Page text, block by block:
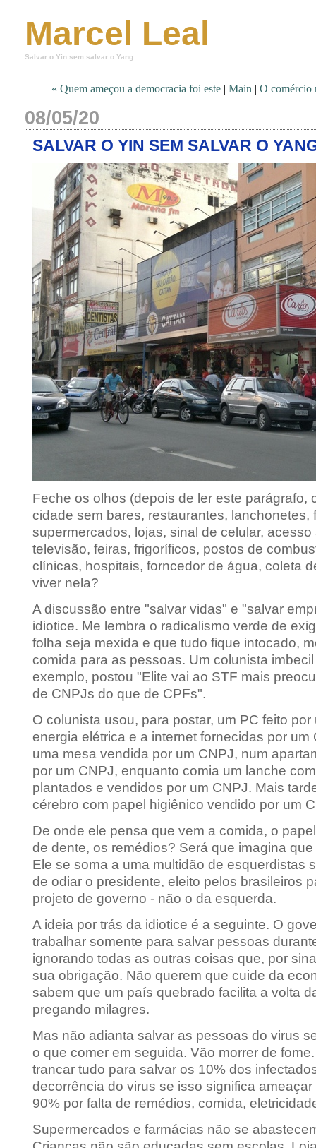
Marcel Leal
Salvar o Yin sem salvar o Yang
« Quem ameçou a democracia foi este| Main | O comércio
08/05/20
SALVAR O YIN SEM SALVAR O
Feche os olhos (depois de ler este parágrafo,
cidade sem bares, restaurantes, lanchonetes,
supermercados, lojas, sinal de celular, acesso
televisão, feiras, frigoríficos, postos de
clínicas, hospitais, forncedor de água, coleta
viver nela?
A discussão entre "salvar vidas" e "salvar
idiotice. Me lembra o radicalismo verde de
folha seja mexida e que tudo fique intocado,
comida para as pessoas. Um colunista
exemplo, postou "Elite vai ao STF mais
de CNPJs do que de CPFs".
O colunista usou, para postar, um PC feito por
energia elétrica e a internet fornecidas por um
uma mesa vendida por um CNPJ, num
por um CNPJ, enquanto comia um lanche
plantados e vendidos por um CNPJ. Mais
cérebro com papel higiênico vendido por um
De onde ele pensa que vem a comida, o
de dente, os remédios? Será que imagina
Ele se soma a uma multidão de esquerdistas
de odiar o presidente, eleito pelos brasileiros
projeto de governo - não o da esquerda.
A ideia por trás da idiotice é a seguinte. O
trabalhar somente para salvar pessoas
ignorando todas as outras coisas que, por
sua obrigação. Não querem que cuide da
sabem que um país quebrado facilita a volta
pregando milagres.
Mas não adianta salvar as pessoas do virus
o que comer em seguida. Vão morrer de
trancar tudo para salvar os 10% dos
decorrência do virus se isso significa
90% por falta de remédios, comida,
Supermercados e farmácias não se